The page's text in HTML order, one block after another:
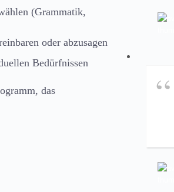
(Grammatik,
oder abzusagen
Bedürfnissen
das